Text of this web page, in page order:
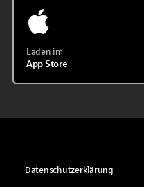
Laden im
App Store
Datenschutzerklärung